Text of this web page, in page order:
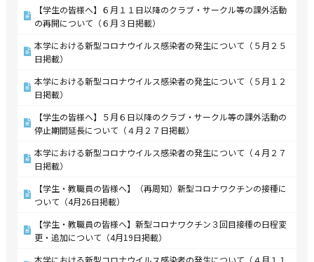
【学生の皆様へ】６月１１日以降のクラブ・サークル等の課外活動
の再開について（６月３日掲載）
本学における新型コロナウイルス感染者の発生について（５月２５
日掲載）
本学における新型コロナウイルス感染者の発生について（５月１２
日掲載）
【学生の皆様へ】５月６日以降のクラブ・サークル等の課外活動の
停止期間延長について（４月２７日掲載）
本学における新型コロナウイルス感染者の発生について（４月２７
日掲載）
【学生・教職員の皆様へ】（再周知）新型コロナワクチンの接種に
ついて（4月26日掲載）
【学生・教職員の皆様へ】新型コロナワクチン３回目接種の日程変
更・追加について（4月19日掲載）
本学における新型コロナウイルス感染者の発生について（４月１１